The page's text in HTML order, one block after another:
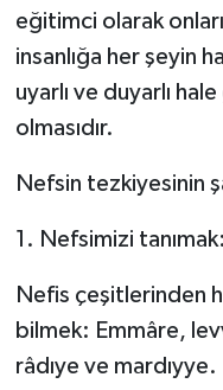
eğitimci olarak
insanlığa her şeyin
uyarlı ve duyarlı
olmasıdır.
Nefsin tezkiyesinin
1. Nefsimizi tanımak:
Nefis çeşitlerinden
bilmek: Emmâre,
râdıye ve mardıyye.